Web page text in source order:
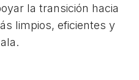
la transición hacia
limpios, eficientes y